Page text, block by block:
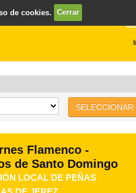
SELECCIONAR
FESTIVAL JEREZ
Copas (Jerez)
de cookies. Cerrar